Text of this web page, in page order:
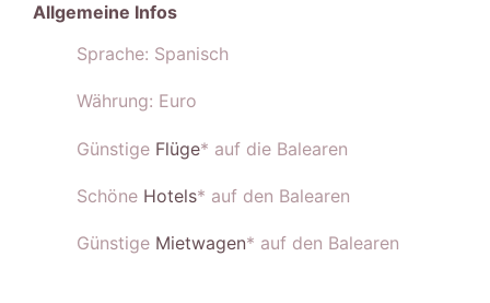
Allgemeine Infos
Sprache: Spanisch
Währung: Euro
Günstige Flüge* auf die Balearen
Schöne Hotels* auf den Balearen
Günstige Mietwagen* auf den Balearen